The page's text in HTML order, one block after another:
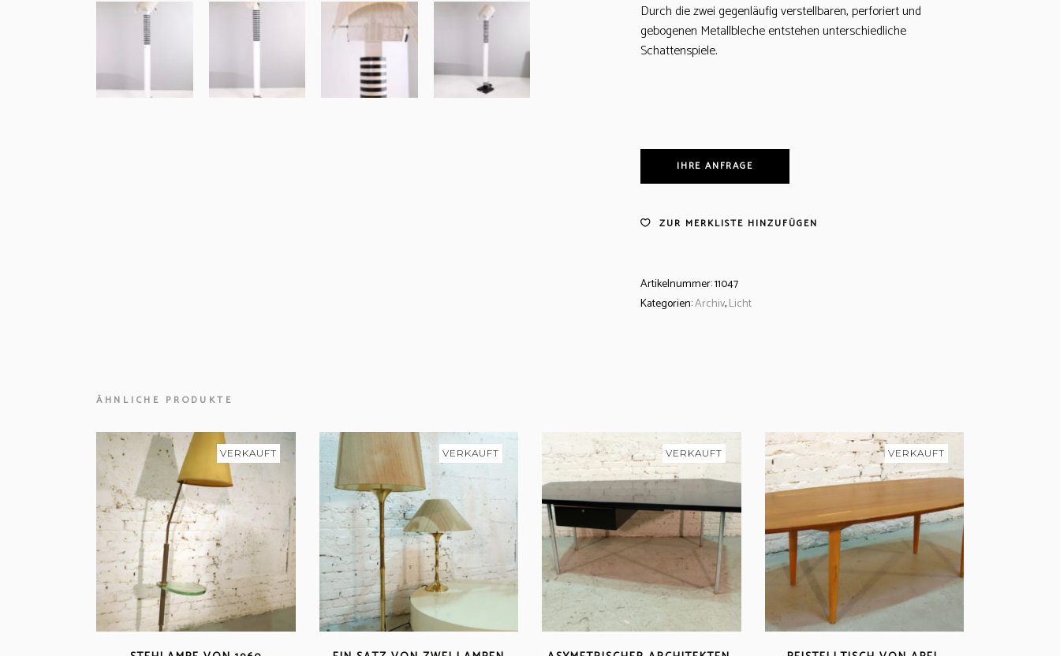
Durch die zwei gegenläufig verstellbaren, perforiert und
gebogenen Metallbleche entstehen unterschiedliche
Schattenspiele.
IHRE ANFRAGE
ZUR MERKLISTE HINZUFÜGEN
Artikelnummer:11047
Kategorien:Archiv,Licht
ÄHNLICHE PRODUKTE
VERKAUFT VERKAUFT VERKAUFT VERKAUFT